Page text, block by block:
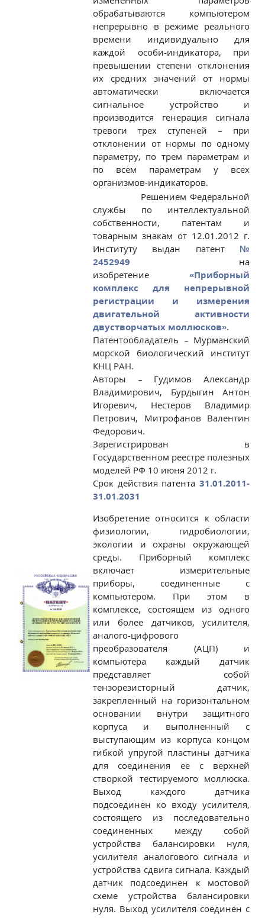
обрабатываются компьютером
непрерывно в режиме реального
времени индивидуально для
каждой особи-индикатора, при
превышении степени отклонения
их средних значений от нормы
автоматически включается
сигнальное устройство и
производится генерация сигнала
тревоги трех ступеней – при
отклонении от нормы по одному
параметру, по трем параметрам и
по всем параметрам у всех
организмов-индикаторов.
Решением Федеральной
службы по интеллектуальной
собственности, патентам и
товарным знакам от 12.01.2012 г.
Институту выдан патент №
2452949 на
изобретение «Приборный
комплекс для непрерывной
регистрации и измерения
двигательной активности
двустворчатых моллюсков».
Патентообладатель – Мурманский
морской биологический институт
КНЦ РАН.
Авторы – Гудимов Александр
Владимирович, Бурдыгин Антон
Игоревич, Нестеров Владимир
Петрович, Митрофанов Валентин
Федорович.
Зарегистрирован в
Государственном реестре полезных
моделей РФ 10 июня 2012 г.
Срок действия патента 31.01.2011-
31.01.2031
Изобретение относится к области
физиологии, гидробиологии,
экологии и охраны окружающей
среды. Приборный комплекс
включает измерительные
приборы, соединенные с
компьютером. При этом в
комплексе, состоящем из одного
или более датчиков, усилителя,
аналого-цифрового
преобразователя (АЦП) и
компьютера каждый датчик
представляет собой
тензорезисторный датчик,
закрепленный на горизонтальном
основании внутри защитного
корпуса и выполненный с
выступающим из корпуса концом
гибкой упругой пластины датчика
для соединения ее с верхней
створкой тестируемого моллюска.
Выход каждого датчика
подсоединен ко входу усилителя,
состоящего из последовательно
соединенных между собой
устройства балансировки нуля,
усилителя аналогового сигнала и
устройства сдвига сигнала. Каждый
датчик подсоединен к мостовой
схеме устройства балансировки
нуля. Выход усилителя соединен с